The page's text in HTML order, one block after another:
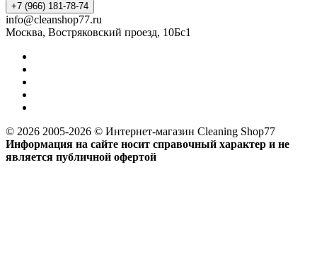
+7 (966) 181-78-74
info@cleanshop77.ru
Москва, Востряковский проезд, 10Бс1
© 2026 2005-2026 © Интернет-магазин Cleaning Shop77
Информация на сайте носит справочный характер и не
является публичной офертой